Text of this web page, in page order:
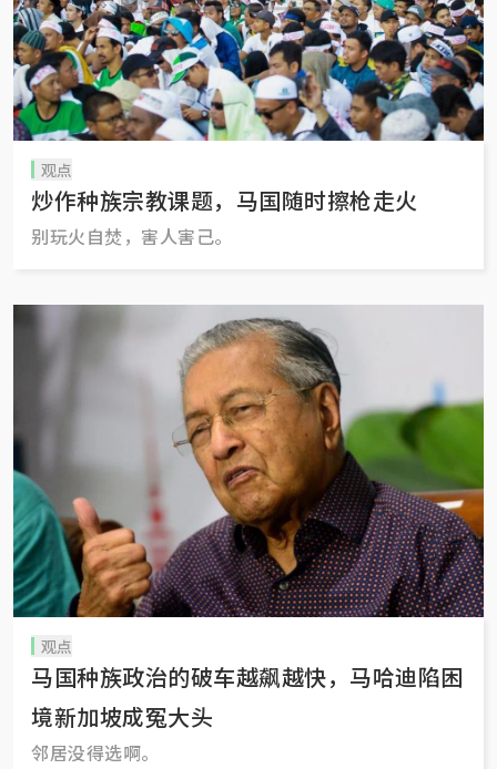
观点
炒作种族宗教课题，马国随时擦枪走火
别玩火自焚，害人害己。
观点
马国种族政治的破车越飙越快，马哈迪陷困
境新加坡成冤大头
邻居没得选啊。